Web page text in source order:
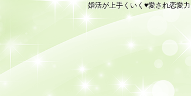
婚活が上手くいく♥愛され恋愛力